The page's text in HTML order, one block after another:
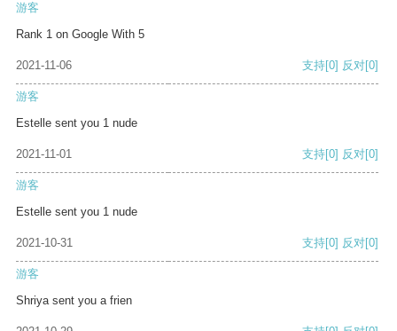
游客
Rank 1 on Google With 5
2021-11-06 支持[0] 反对[0]
游客
Estelle sent you 1 nude
2021-11-01 支持[0] 反对[0]
游客
Estelle sent you 1 nude
2021-10-31 支持[0] 反对[0]
游客
Shriya sent you a frien